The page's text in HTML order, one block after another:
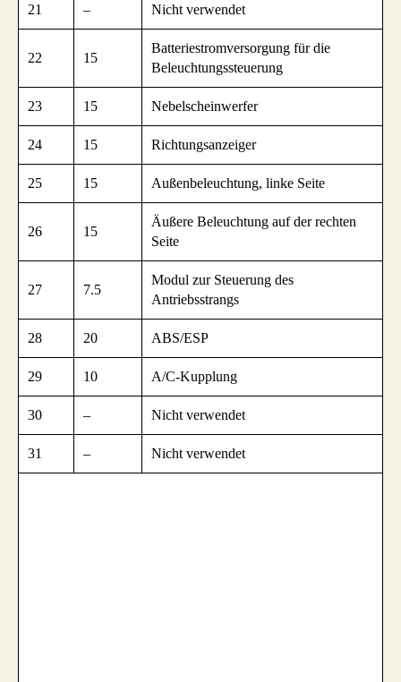
21 – Nicht verwendet
22 15
Batteriestromversorgung für die
Beleuchtungssteuerung
23 15 Nebelscheinwerfer
24 15 Richtungsanzeiger
25 15 Außenbeleuchtung, linke Seite
26 15
Äußere Beleuchtung auf der rechten
Seite
27 7.5
Modul zur Steuerung des
Antriebsstrangs
28 20 ABS/ESP
29 10 A/C-Kupplung
30 – Nicht verwendet
31 – Nicht verwendet